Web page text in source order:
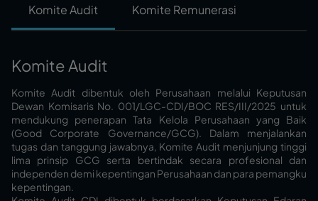
Komite Audit Komite Remunerasi
Komite Audit
Komite Audit dibentuk oleh Perusahaan melalui Keputusan
Dewan Komisaris No. 001/LGC-CDI/BOC RES/III/2025 untuk
mendukung penerapan Tata Kelola Perusahaan yang Baik
(Good Corporate Governance/GCG). Dalam menjalankan
tugas dan tanggung jawabnya, Komite Audit menjunjung tinggi
lima prinsip GCG serta bertindak secara profesional dan
independen demi kepentingan Perusahaan dan para pemangku
kepentingan.